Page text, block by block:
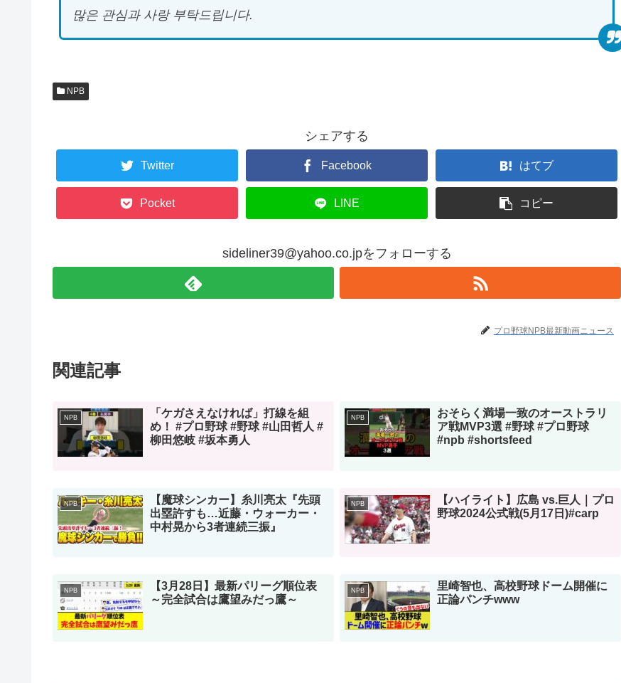
많은 관심과 사랑 부탁드립니다.
NPB
シェアする
Twitter Facebook はてブ
Pocket LINE コピー
sideliner39@yahoo.co.jpをフォローする
プロ野球NPB最新動画ニュース
関連記事
NPB
「ケガさえなければ」打線を組
め！ #プロ野球 #野球 #山田哲人 #
柳田悠岐 #坂本勇人
NPB
おそらく満場一致のオーストラリ
ア戦MVP3選 #野球 #プロ野球
#npb #shortsfeed
NPB
【魔球シンカー】糸川亮太『先頭
出塁許すも…近藤・ウォーカー・
中村晃から3者連続三振』
NPB
【ハイライト】広島 vs.巨人｜プロ
野球2024公式戦(5月17日)#carp
NPB
【3月28日】最新パリーグ順位表
～完全試合は鷹望みだっ鷹～
NPB
里崎智也、高校野球ドーム開催に
正論パンチwww